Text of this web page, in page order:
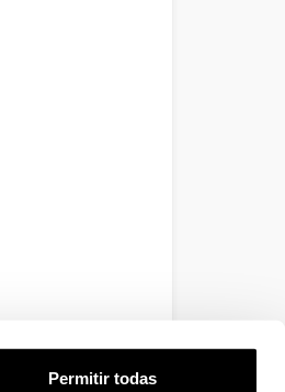
Permitir todas